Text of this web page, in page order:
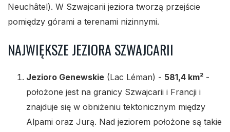
Neuchâtel). W Szwajcarii jeziora tworzą przejście
pomiędzy górami a terenami nizinnymi.
NAJWIĘKSZE JEZIORA SZWAJCARII
Jezioro Genewskie (Lac Léman) - 581,4 km² -
położone jest na granicy Szwajcarii i Francji i
znajduje się w obniżeniu tektonicznym między
Alpami oraz Jurą. Nad jeziorem położone są takie